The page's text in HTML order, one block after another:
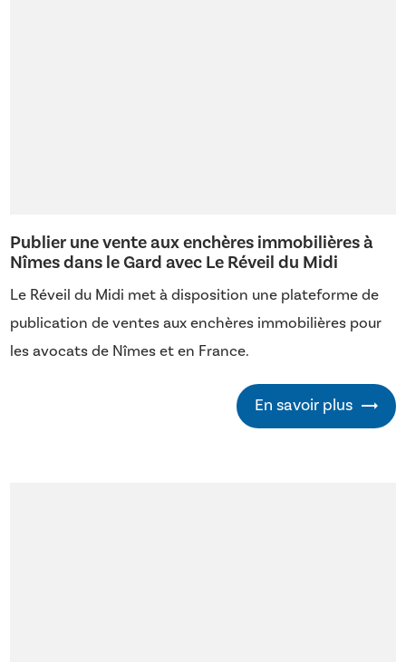
Publier une vente aux enchères immobilières à
Nîmes dans le Gard avec Le Réveil du Midi
Le Réveil du Midi met à disposition une plateforme de
publication de ventes aux enchères immobilières pour
les avocats de Nîmes et en France.
En savoir plus